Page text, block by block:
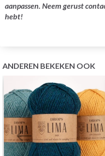
aanpassen. Neem gerust
hebt!
ANDEREN BEKEKEN OOK